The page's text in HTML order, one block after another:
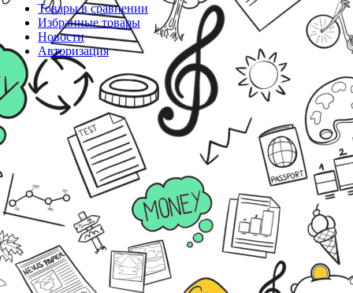
Товары в сравнении
Избранные товары
Новости
Авторизация